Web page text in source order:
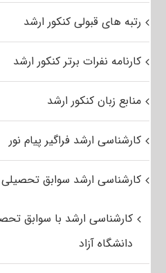
رتبه های قبولی کنکور ارشد
کارنامه نفرات برتر کنکور ارشد
منابع زبان کنکور ارشد
کارشناسی ارشد فراگیر پیام نور
کارشناسی ارشد سوابق تحصیلی
کارشناسی ارشد با سوابق
دانشگاه آزاد